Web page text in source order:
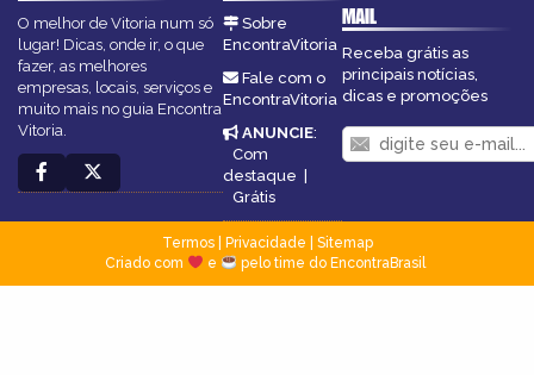
O melhor de Vitoria num só
lugar! Dicas, onde ir, o que
fazer, as melhores
empresas, locais, serviços e
muito mais no guia Encontra
Vitoria.
Sobre
EncontraVitoria
Fale com o
EncontraVitoria
ANUNCIE:
Com
destaque |
Grátis
MAIL
Receba grátis as
principais notícias,
dicas e promoções
Termos| Privacidade
Sitemap
Criado com
e pelo time do EncontraBrasil